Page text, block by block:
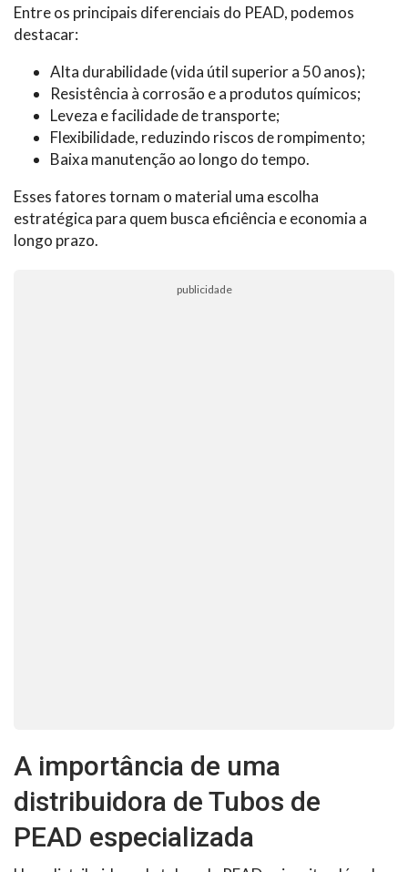
Entre os principais diferenciais do PEAD, podemos
destacar:
Alta durabilidade (vida útil superior a 50 anos);
Resistência à corrosão e a produtos químicos;
Leveza e facilidade de transporte;
Flexibilidade, reduzindo riscos de rompimento;
Baixa manutenção ao longo do tempo.
Esses fatores tornam o material uma escolha
estratégica para quem busca eficiência e economia a
longo prazo.
publicidade
A importância de uma
distribuidora de Tubos de
PEAD especializada